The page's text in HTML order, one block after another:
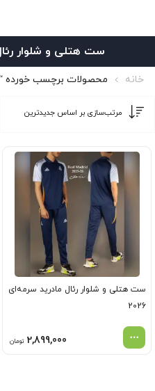
ست هتلی و شلوار رئال
خانه محصولات برچسب خورده
ست هتلی و شلوار رئال مادرید سرمه‌ای
2026
2,899,000 تومان